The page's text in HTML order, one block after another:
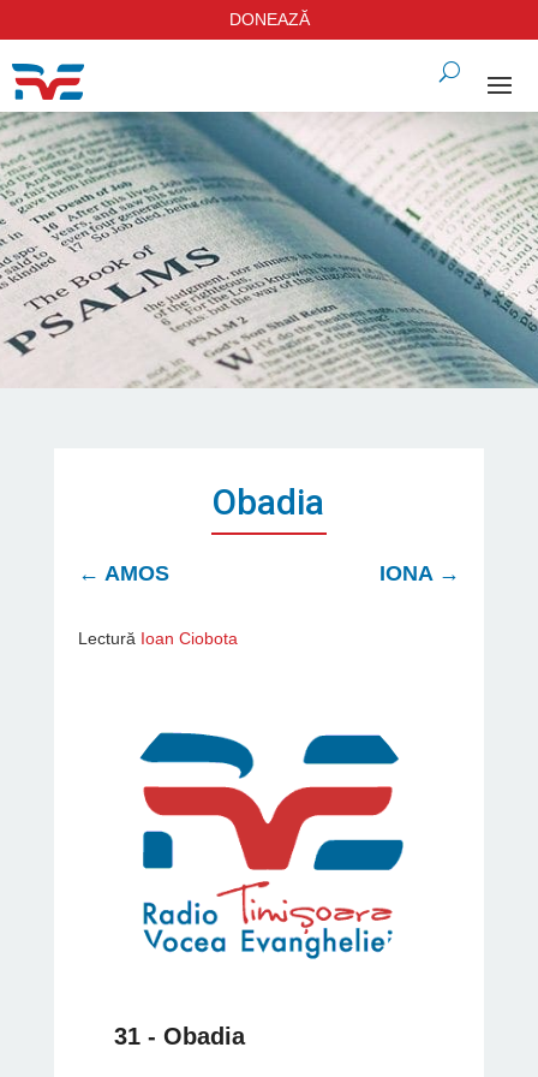
DONEAZĂ
Obadia
← AMOS IONA→
Lectură Ioan Ciobota
31 - Obadia